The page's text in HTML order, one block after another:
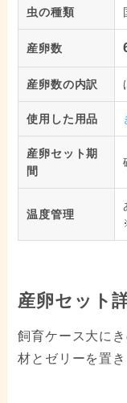
虫の種類
産卵数
産卵数の内訳
使用した用品
産卵セット期
間
温度管理
産卵セット
飼育ケース大に
材とゼリーを置